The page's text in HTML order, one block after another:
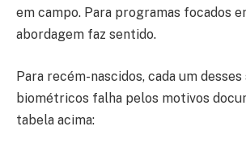
em campo. Para programas focados
abordagem faz sentido.
Para recém-nascidos, cada um desses
biométricos falha pelos motivos
tabela acima: